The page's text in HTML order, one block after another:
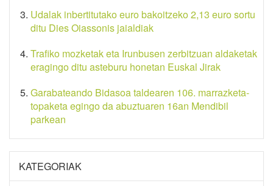
Udalak inbertitutako euro bakoitzeko 2,13 euro sortu
ditu Dies Oiassonis jaialdiak
Trafiko mozketak eta Irunbusen zerbitzuan aldaketak
eragingo ditu asteburu honetan Euskal Jirak
Garabateando Bidasoa taldearen 106. marrazketa-
topaketa egingo da abuztuaren 16an Mendibil
parkean
KATEGORIAK